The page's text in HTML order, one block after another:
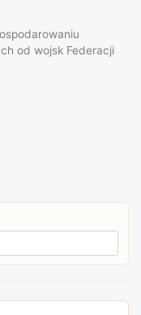
od wojsk Federacji